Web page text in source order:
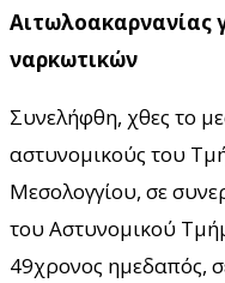
Αιτωλοακαρνανίας
ναρκωτικών
Συνελήφθη, χθες το
αστυνομικούς του
Μεσολογγίου, σε
του Αστυνομικού
49χρονος ημεδαπός,